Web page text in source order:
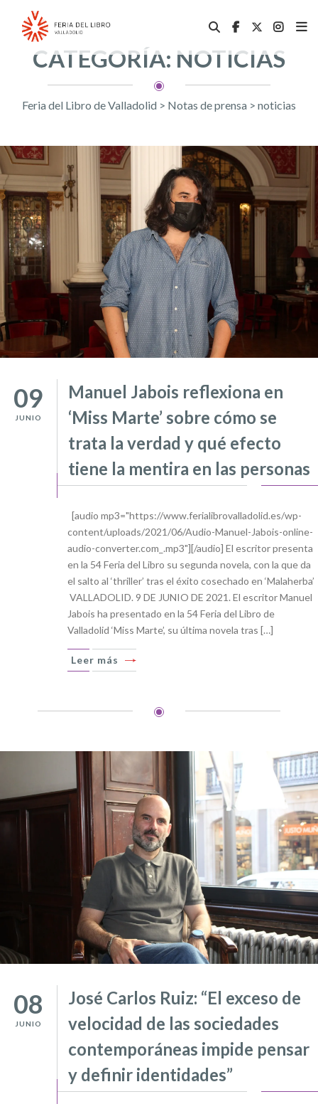
CATEGORÍA: NOTICIAS
Feria del Libro de Valladolid > Notas de prensa > noticias
09
JUNIO
Manuel Jabois reflexiona en
‘Miss Marte’ sobre cómo se
trata la verdad y qué efecto
tiene la mentira en las personas
[audio mp3="https://www.ferialibrovalladolid.es/wp-
content/uploads/2021/06/Audio-Manuel-Jabois-online-
audio-converter.com_.mp3"][/audio] El escritor presenta
en la 54 Feria del Libro su segunda novela, con la que da
el salto al ‘thriller’ tras el éxito cosechado en ‘Malaherba’
VALLADOLID. 9 DE JUNIO DE 2021. El escritor Manuel
Jabois ha presentado en la 54 Feria del Libro de
Valladolid ‘Miss Marte’, su última novela tras […]
Leer más
08
JUNIO
José Carlos Ruiz: “El exceso de
velocidad de las sociedades
contemporáneas impide pensar
y definir identidades”